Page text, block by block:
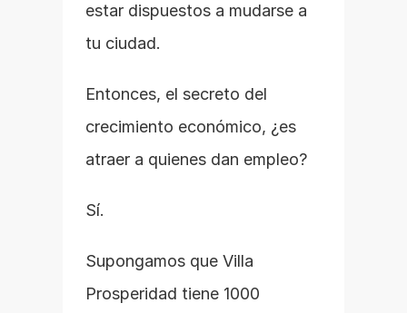
estar dispuestos a mudarse a
tu ciudad.
Entonces, el secreto del
crecimiento económico, ¿es
atraer a quienes dan empleo?
Sí.
Supongamos que Villa
Prosperidad tiene 1000